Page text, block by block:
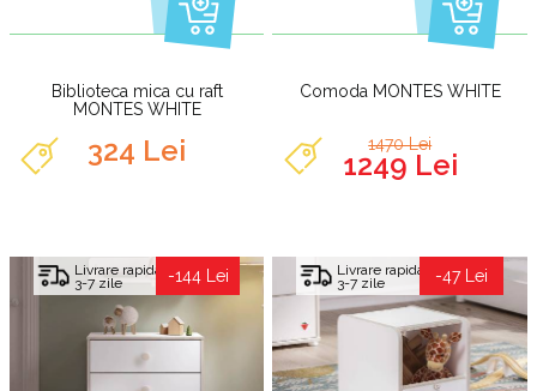
Biblioteca mica cu raft
MONTES WHITE
324 Lei
Comoda MONTES WHITE
1470 Lei
1249 Lei
Livrare rapida
3-7 zile -144 Lei Livrare rapida
3-7 zile -47 Lei